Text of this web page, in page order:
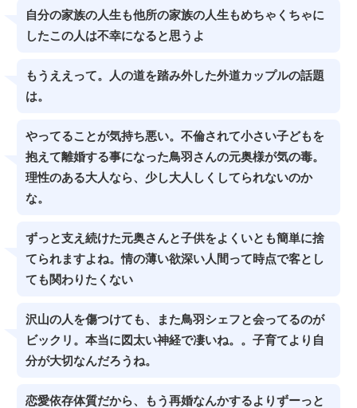
自分の家族の人生も他所の家族の人生もめちゃくちゃに
したこの人は不幸になると思うよ
もうええって。人の道を踏み外した外道カップルの話題
は。
やってることが気持ち悪い。不倫されて小さい子どもを
抱えて離婚する事になった鳥羽さんの元奥様が気の毒。
理性のある大人なら、少し大人しくしてられないのか
な。
ずっと支え続けた元奥さんと子供をよくいとも簡単に捨
てられますよね。情の薄い欲深い人間って時点で客とし
ても関わりたくない
沢山の人を傷つけても、また鳥羽シェフと会ってるのが
ビックリ。本当に図太い神経で凄いね。。子育てより自
分が大切なんだろうね。
恋愛依存体質だから、もう再婚なんかするよりずーっと